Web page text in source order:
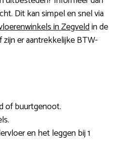
Dit kan simpel en snel via
in Zegveldin de
er aantrekkelijke BTW-
of buurtgenoot.
en het leggen bij 1